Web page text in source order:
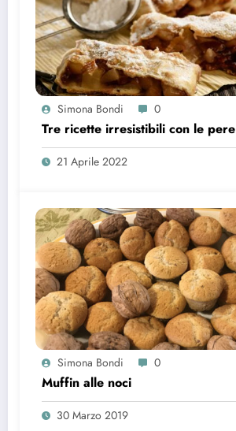
Simona Bondi 0
Tre ricette irresistibili con le pere
21 Aprile 2022
Simona Bondi 0
Muffin alle noci
30 Marzo 2019